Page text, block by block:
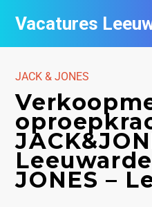
Vacatures
JACK & JONES
JONES –
Vacatures per bedrijf
Nieuwsbrief feed